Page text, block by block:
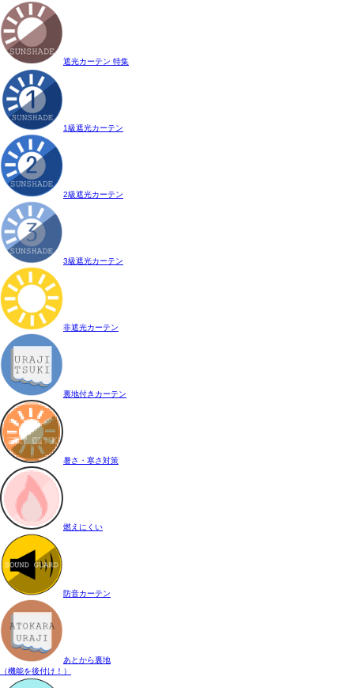
遮光カーテン 特集
1級遮光カーテン
2級遮光カーテン
3級遮光カーテン
非遮光カーテン
裏地付きカーテン
暑さ・寒さ対策
燃えにくい
防音カーテン
あとから裏地
（機能を後付け！）